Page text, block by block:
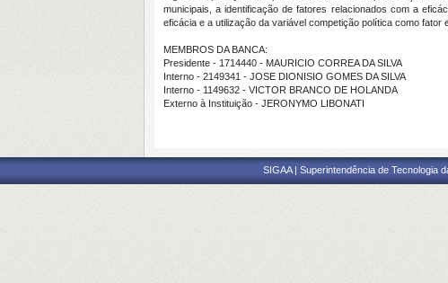
municipais, a identificação de fatores relacionados com a
eficácia e a utilização da variável competição política como fator
MEMBROS DA BANCA:
Presidente - 1714440 - MAURICIO CORREA DA SILVA
Interno - 2149341 - JOSE DIONISIO GOMES DA SILVA
Interno - 1149632 - VICTOR BRANCO DE HOLANDA
Externo à Instituição - JERONYMO LIBONATI
SIGAA | Superintendência de Tecnologia